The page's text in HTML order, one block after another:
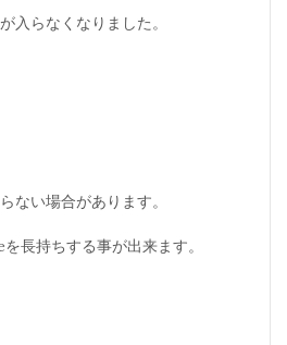
入らなくなりました。
ない場合があります。
長持ちする事が出来ます。